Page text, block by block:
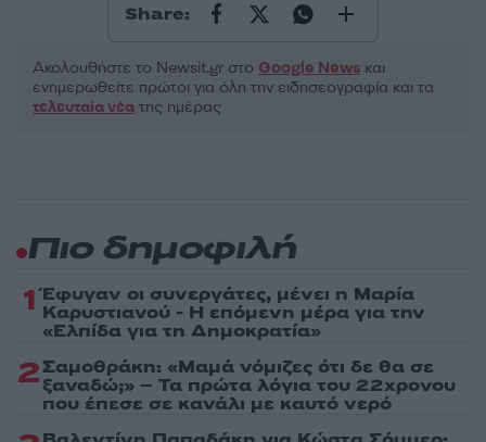
Share:
Ακολουθήστε το Νewsit.gr στο Google News και
ενημερωθείτε πρώτοι για όλη την ειδησεογραφία και τα
τελευταία νέα της ημέρας
Πιο δημοφιλή
1 Έφυγαν οι συνεργάτες, μένει η Μαρία
Καρυστιανού - Η επόμενη μέρα για την
«Ελπίδα για τη Δημοκρατία»
2Σαμοθράκη: «Μαμά νόμιζες ότι δε θα σε
ξαναδώ;» – Τα πρώτα λόγια του 22χρονου
που έπεσε σε κανάλι με καυτό νερό